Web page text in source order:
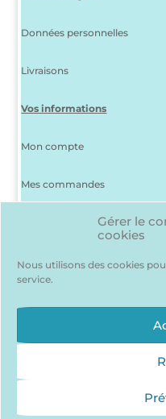
Gérer le
cookies
Nous utilisons des cookies
service.
Données personnelles
Livraisons
Vos informations
Mon compte
Mes commandes
J’ai perdu mon mot de passe
Déconnexion
Des produits me plaisent
problème, pour les garder en
J’accède à ma liste